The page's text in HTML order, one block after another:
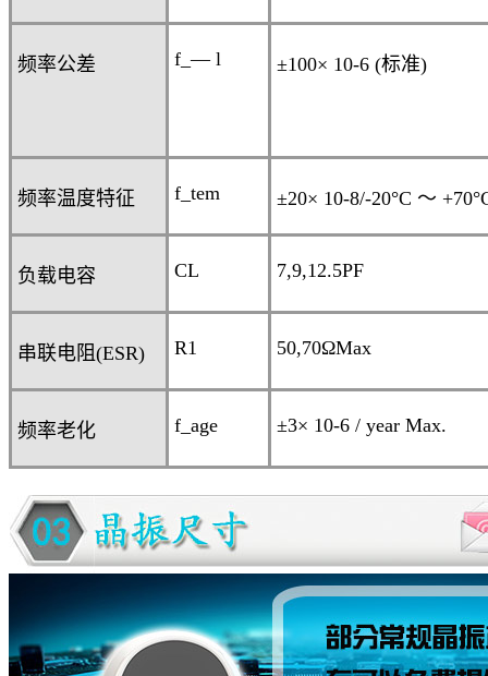
频率公差 f_— l ±100× 10-6 (标准)
频率温度特征 f_tem ±20× 10-8/-20°C ～
负载电容 CL 7,9,12.5PF
串联电阻(ESR) R1 50,70ΩMax
频率老化 f_age ±3× 10-6 / year Max.